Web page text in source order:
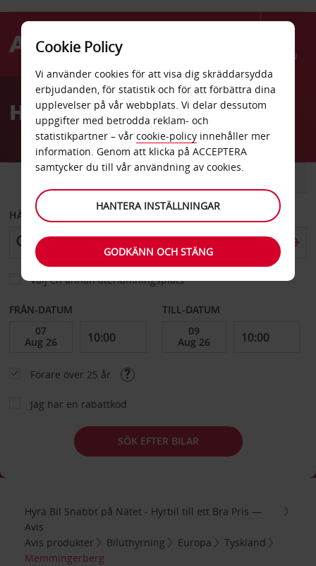
Menu
AvisHyrbil Memmingerberg
BIL
HÄMTA FRÅN
Välj en annan återlämningsplats
FRÅN-DATUM TILL-DATUM
Förare över 25 år
Jag har en rabattkod
SÖK EFTER BILAR
Hyra Bil Snabbt på Nätet - Hyrbil till ett Bra Pris —
Avis
Avis produkter
Biluthyrning Europa
Tyskland
Memmingerberg
Cookie Policy
Vi använder cookies för att visa dig skräddarsydda
erbjudanden, för statistik och för att förbättra dina
upplevelser på vår webbplats. Vi delar dessutom
uppgifter med betrodda reklam- och
statistikpartner – vår cookie-policy innehåller mer
information. Genom att klicka på ACCEPTERA
samtycker du till vår användning av cookies.
HANTERA INSTÄLLNINGAR
GODKÄNN OCH STÄNG